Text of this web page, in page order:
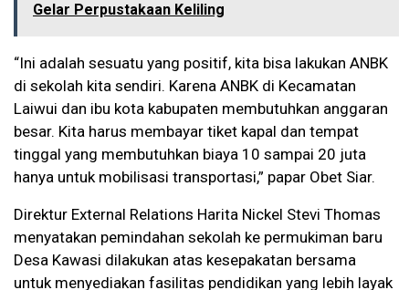
Gelar Perpustakaan Keliling
“Ini adalah sesuatu yang positif, kita bisa lakukan ANBK
di sekolah kita sendiri. Karena ANBK di Kecamatan
Laiwui dan ibu kota kabupaten membutuhkan anggaran
besar. Kita harus membayar tiket kapal dan tempat
tinggal yang membutuhkan biaya 10 sampai 20 juta
hanya untuk mobilisasi transportasi,” papar Obet Siar.
Direktur External Relations Harita Nickel Stevi Thomas
menyatakan pemindahan sekolah ke permukiman baru
Desa Kawasi dilakukan atas kesepakatan bersama
untuk menyediakan fasilitas pendidikan yang lebih layak